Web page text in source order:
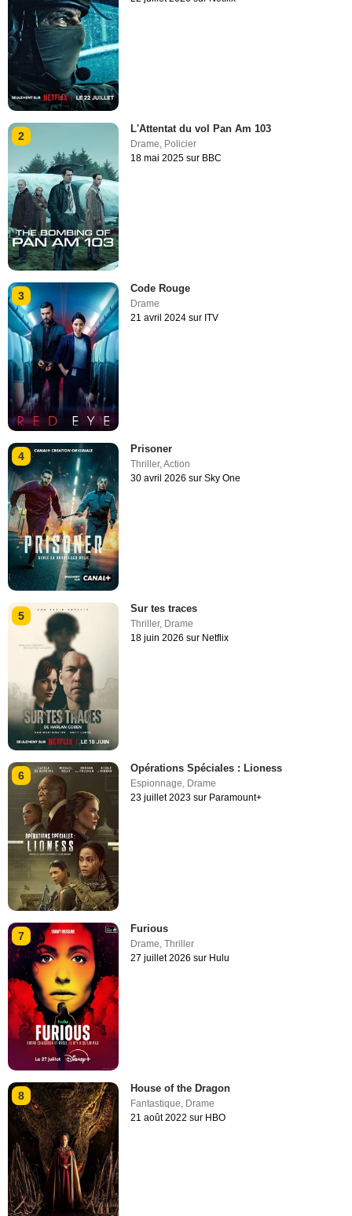
2
L'Attentat du vol Pan Am 103
Drame, Policier
18 mai 2025 sur BBC
3
Code Rouge
Drame
21 avril 2024 sur ITV
4
Prisoner
Thriller,Action
30 avril 2026 sur Sky One
5
Sur tes traces
Thriller, Drame
18 juin 2026 sur Netflix
6
Opérations Spéciales : Lioness
Espionnage, Drame
23 juillet 2023 sur Paramount+
7
Furious
Drame ,Thriller
27 juillet 2026 sur Hulu
8
House of the Dragon
Fantastique, Drame
21 août 2022 sur HBO